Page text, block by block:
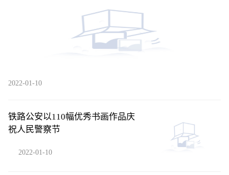
2022-01-10
铁路公安以110幅优秀书画作品庆
祝人民警察节
2022-01-10